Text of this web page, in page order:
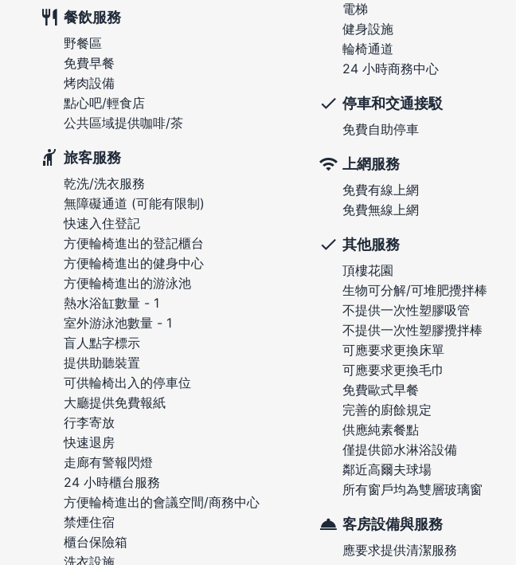
餐飲服務
野餐區
免費早餐
烤肉設備
點心吧/輕食店
公共區域提供咖啡/茶
旅客服務
乾洗/洗衣服務
無障礙通道 (可能有限制)
快速入住登記
方便輪椅進出的登記櫃台
方便輪椅進出的健身中心
方便輪椅進出的游泳池
熱水浴缸數量 - 1
室外游泳池數量 - 1
盲人點字標示
提供助聽裝置
可供輪椅出入的停車位
大廳提供免費報紙
行李寄放
快速退房
走廊有警報閃燈
24 小時櫃台服務
方便輪椅進出的會議空間/商務中心
禁煙住宿
櫃台保險箱
電梯
健身設施
輪椅通道
24 小時商務中心
停車和交通接駁
免費自助停車
上網服務
免費有線上網
免費無線上網
其他服務
頂樓花園
生物可分解/可堆肥攪拌棒
不提供一次性塑膠吸管
不提供一次性塑膠攪拌棒
可應要求更換床單
可應要求更換毛巾
免費歐式早餐
完善的廚餘規定
供應純素餐點
僅提供節水淋浴設備
鄰近高爾夫球場
所有窗戶均為雙層玻璃窗
客房設備與服務
應要求提供清潔服務